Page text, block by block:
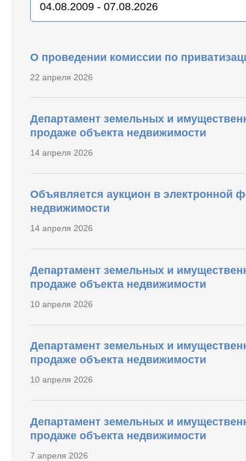
О проведении комиссии по
22 апреля 2026
Департамент земельных и
продаже объекта недвижимости
14 апреля 2026
Объявляется аукцион в электронной
недвижимости
14 апреля 2026
Департамент земельных и
продаже объекта недвижимости
10 апреля 2026
Департамент земельных и
продаже объекта недвижимости
10 апреля 2026
Департамент земельных и
продаже объекта недвижимости
7 апреля 2026